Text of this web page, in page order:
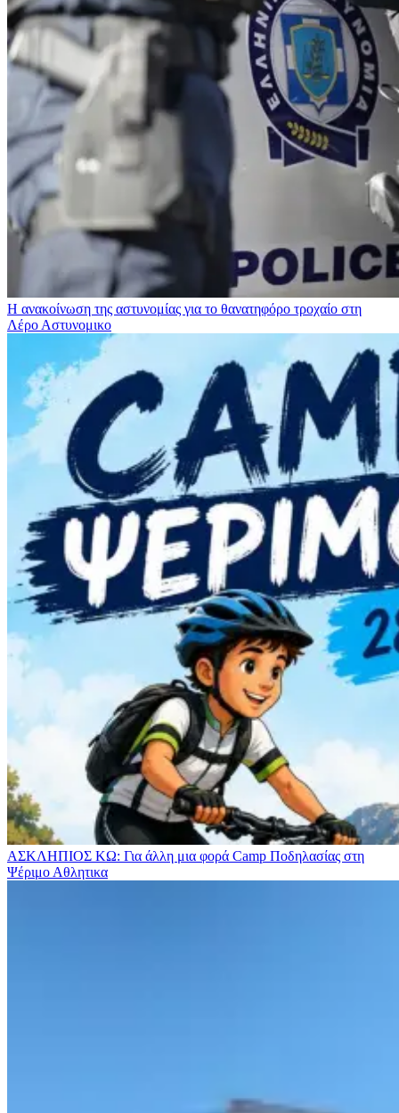
Η ανακοίνωση της αστυνομίας για το θανατηφόρο τροχαίο στη
Λέρο Αστυνομικο
ΑΣΚΛΗΠΙΟΣ ΚΩ: Για άλλη μια φορά Camp Ποδηλασίας στη
Ψέριμο Αθλητικα